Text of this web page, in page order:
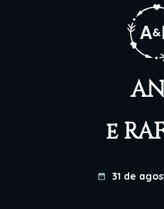
A&
e
31 de